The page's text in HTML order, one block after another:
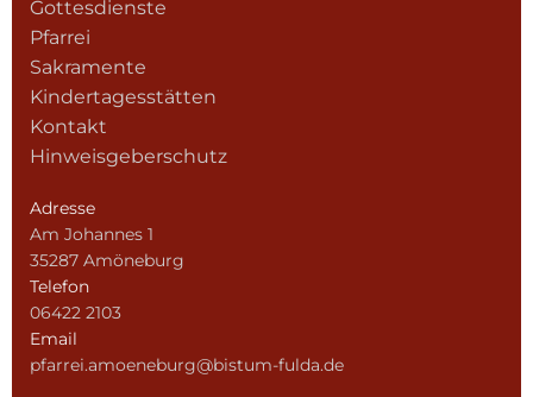
Gottesdienste
Pfarrei
Sakramente
Kindertagesstätten
Kontakt
Hinweisgeberschutz
Adresse
Am Johannes 1
35287 Amöneburg
Telefon
06422 2103
Email
pfarrei.amoeneburg@bistum-fulda.de